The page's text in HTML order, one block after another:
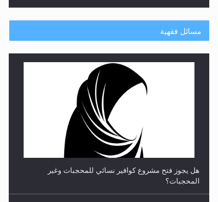
**الحصن الحصين من وساوس المعارضين ...**...
مسائل فقهية
هل يجوز فتح مشروع كوافير نسائي للمحجبات وغير
المحجبات؟